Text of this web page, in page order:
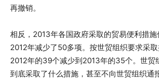
再撤销。
相反，2013年各国政府采取的贸易便利措施
2012年减少了50多项。按世贸组织要求采
2012年的39个减少到2013年的35个。世贸
到底采取了什么措施，甚至不向世贸组织通